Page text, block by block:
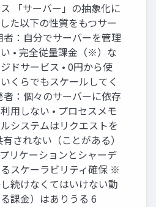
「サーバー」の抽象化に
た以下の性質をもつサー
者：自分でサーバーを管理
• 完全従量課金（※）な
ドサービス • 0円から使
くらでもスケールしてく
者：個々のサーバーに依存
用しない • プロセスメモ
システムはリクエストを
されない（ことがある）
リケーションとシャーデ
スケーラビリティ確保 ※
続けなくてはいけない動
課金）はありうる 6